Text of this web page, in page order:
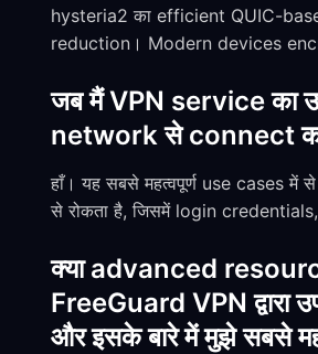
hysteria2 का efficient QUIC-
reduction। Modern devices
जब मैं VPN service का
network से connect
हाँ। यह सबसे महत्वपूर्ण use cases
से रोकता है, जिसमें login
क्या advanced
FreeGuard VPN
और इसके बारे में मुझे सबसे